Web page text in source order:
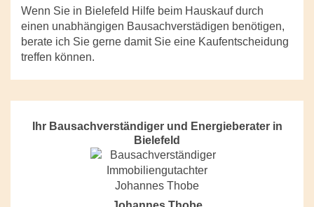
Wenn Sie in Bielefeld Hilfe beim Hauskauf durch
einen unabhängigen Bausachverstädigen benötigen,
berate ich Sie gerne damit Sie eine Kaufentscheidung
treffen können.
Ihr Bausachverständiger und Energieberater in
Bielefeld